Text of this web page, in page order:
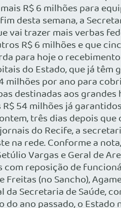
R$ 6 milhões para
desta semana, a
vai trazer mais verbas
R$ 6 milhões e que
para hoje o
do Estado, que já têm
por ano para
destinadas aos grandes
54 milhões já
três dias depois
do Recife, a
na rede. Conforme a
Vargas e Geral de
com reposição de
(no Sancho),
Secretaria de Saúde,
ano passado, o Estado